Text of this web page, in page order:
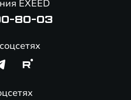
EXEED
80-03